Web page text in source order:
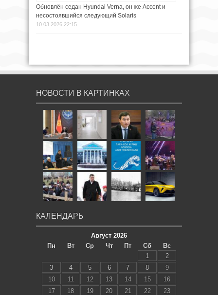
Обновлён седан Hyundai Verna, он же Accent и
несостоявшийся следующий Solaris
10.03.2026 22:15
НОВОСТИ В КАРТИНКАХ
КАЛЕНДАРЬ
Август 2026
Пн
Вт Ср Чт Пт Сб
Вс
1
2
3
4 5 6 7 8
9
10
11 12 13 14 15
16
17
18 19 20 21 22
23